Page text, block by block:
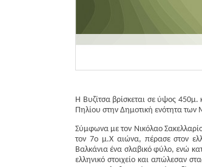
Η Βυζίτσα βρίσκεται σε ύψος
Πηλίου στην Δημοτική ενότητα των
Σύμφωνα με τον Νικόλαο
τον 7ο μ.Χ αιώνα, πέρασε στον
Βαλκάνια ένα σλαβικό φύλο, ενώ
ελληνικό στοιχείο και απώλεσαν